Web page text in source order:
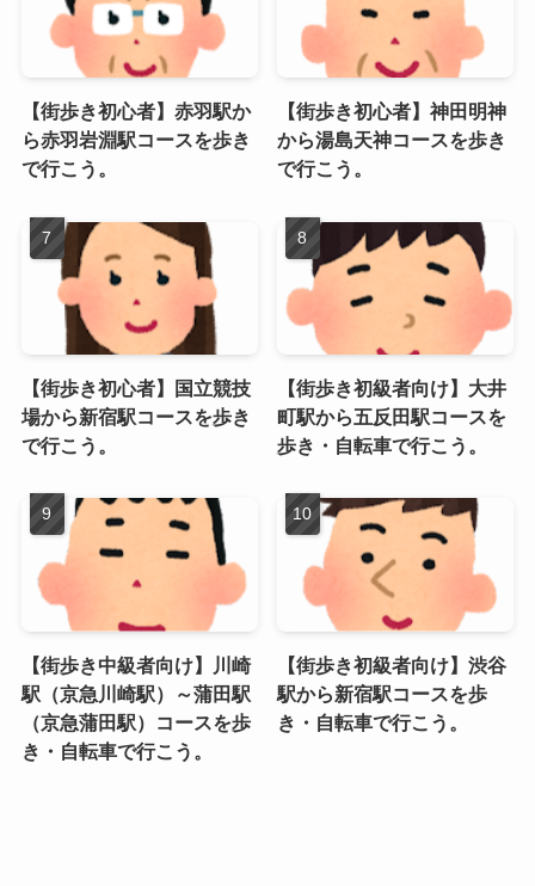
【街歩き初心者】赤羽駅か
ら赤羽岩淵駅コースを歩き
で行こう。
【街歩き初心者】神田明神
から湯島天神コースを歩き
で行こう。
【街歩き初心者】国立競技
場から新宿駅コースを歩き
で行こう。
【街歩き初級者向け】大井
町駅から五反田駅コースを
歩き・自転車で行こう。
【街歩き中級者向け】川崎
駅（京急川崎駅）～蒲田駅
（京急蒲田駅）コースを歩
き・自転車で行こう。
【街歩き初級者向け】渋谷
駅から新宿駅コースを歩
き・自転車で行こう。